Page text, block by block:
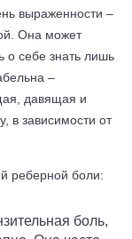
выраженности –
Она может
о себе знать лишь
–
давящая и
в зависимости от
реберной боли:
боль,